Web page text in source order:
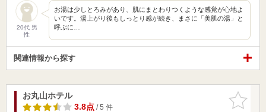
20代 男
性
お湯は少しとろみがあり、肌にまとわりつくような感覚が心地よ
いです。湯上がり後もしっとり感が続き、まさに「美肌の湯」と
呼ぶに…
関連情報から探す
お気に入
りに追加
お丸山ホテル
3.8点/ 5 件